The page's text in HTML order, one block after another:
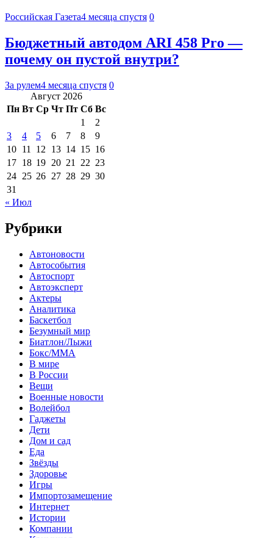
Российская Газета4 месяца спустя 0
Бюджетный автодом ARI 458 Pro —
почему он пустой внутри?
За рулем4 месяца спустя 0
Август 2026
Пн Вт Ср Чт Пт Сб Вс
1
2
3
4 5 6 7 8
9
10 11 12 13 14 15 16
17 18 19 20 21 22 23
24 25 26 27 28 29 30
31
« Июл
Рубрики
Автоновости
Автособытия
Автоспорт
Автоэксперт
Актеры
Аналитика
Баскетбол
Безумный мир
Биатлон/Лыжи
Бокс/MMA
В мире
В России
Вещи
Военные новости
Волейбол
Гаджеты
Дети
Дом и сад
Еда
Звёзды
Здоровье
Игры
Импортозамещение
Интернет
Истории
Компании